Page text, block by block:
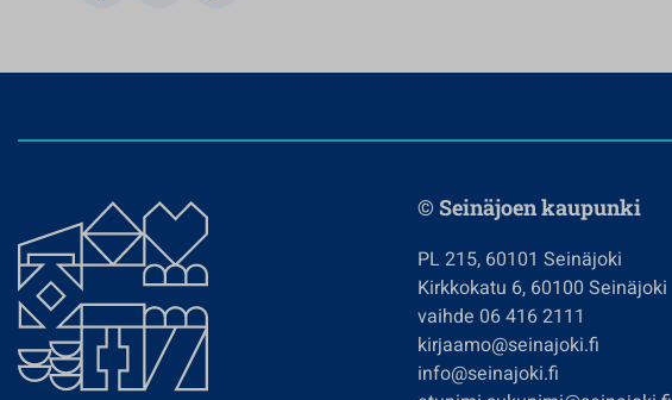
© Seinäjoen kaupunki
PL 215, 60101 Seinäjoki
Kirkkokatu 6, 60100 Seinäjoki
vaihde 06 416 2111
kirjaamo@seinajoki.fi
info@seinajoki.fi